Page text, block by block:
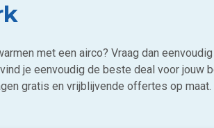
met een airco? Vraag dan
je eenvoudig de beste deal voor jouw
gratis en vrijblijvende offertes op maat.